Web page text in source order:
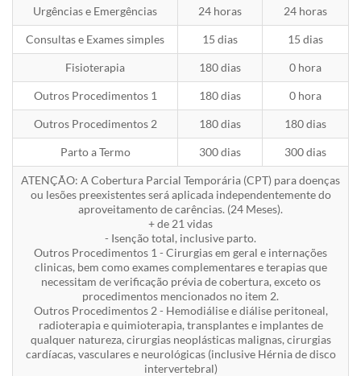
Urgências e Emergências 24 horas 24 horas
Consultas e Exames simples 15 dias 15 dias
Fisioterapia 180 dias 0 hora
Outros Procedimentos 1 180 dias 0 hora
Outros Procedimentos 2 180 dias 180 dias
Parto a Termo 300 dias 300 dias
ATENÇÃO: A Cobertura Parcial Temporária (CPT) para doenças
ou lesões preexistentes será aplicada independentemente do
aproveitamento de carências. (24 Meses).
+ de 21 vidas
- Isenção total, inclusive parto.
Outros Procedimentos 1 - Cirurgias em geral e internações
clinicas, bem como exames complementares e terapias que
necessitam de verificação prévia de cobertura, exceto os
procedimentos mencionados no item 2.
Outros Procedimentos 2 - Hemodiálise e diálise peritoneal,
radioterapia e quimioterapia, transplantes e implantes de
qualquer natureza, cirurgias neoplásticas malignas, cirurgias
cardíacas, vasculares e neurológicas (inclusive Hérnia de disco
intervertebral)